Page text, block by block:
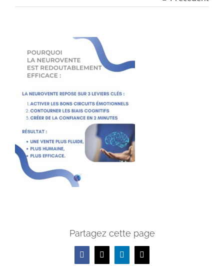
Partagez cette page
Facebook
X LinkedInEmail